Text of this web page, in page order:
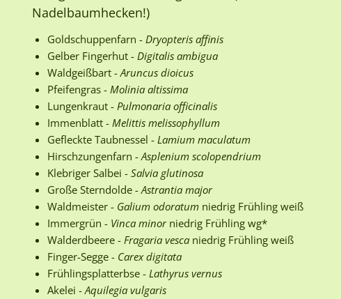
Nadelbaumhecken!)
Goldschuppenfarn - Dryopteris affinis
Gelber Fingerhut - Digitalis ambigua
Waldgeißbart - Aruncus dioicus
Pfeifengras - Molinia altissima
Lungenkraut - Pulmonaria officinalis
Immenblatt - Melittis melissophyllum
Gefleckte Taubnessel - Lamium maculatum
Hirschzungenfarn - Asplenium scolopendrium
Klebriger Salbei - Salvia glutinosa
Große Sterndolde - Astrantia major
Waldmeister - Galium odoratum niedrig Frühling weiß
Immergrün - Vinca minorniedrig Frühling wg*
Walderdbeere - Fragaria vesca niedrig Frühling weiß
Finger-Segge - Carex digitata
Frühlingsplatterbse - Lathyrus vernus
Akelei - Aquilegia vulgaris